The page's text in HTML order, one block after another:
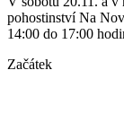
pohostinství Na
14:00 do 17:00
Začátek